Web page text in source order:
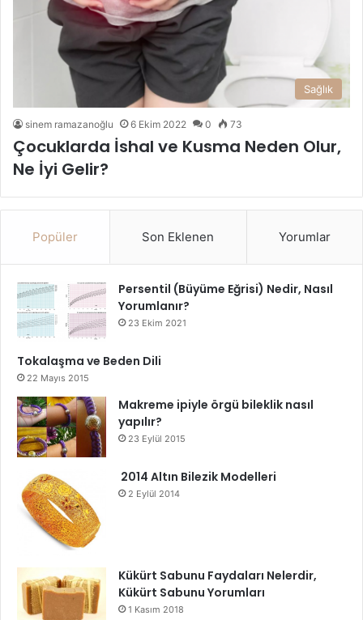
Sağlık
sinem ramazanoğlu 6 Ekim 2022 0 73
Çocuklarda İshal ve Kusma Neden Olur,
Ne İyi Gelir?
Popüler Son Eklenen Yorumlar
Persentil (Büyüme Eğrisi) Nedir, Nasıl
Yorumlanır?
23 Ekim 2021
Tokalaşma ve Beden Dili
22 Mayıs 2015
Makreme ipiyle örgü bileklik nasıl
yapılır?
23 Eylül 2015
2014 Altın Bilezik Modelleri
2 Eylül 2014
Kükürt Sabunu Faydaları Nelerdir,
Kükürt Sabunu Yorumları
1 Kasım 2018